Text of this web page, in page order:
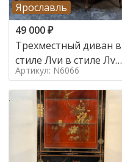
Ярославль
49 000₽
Трехместный диван в
стиле Луи в стиле Луи
16,
Артикул: N6066